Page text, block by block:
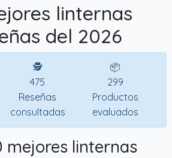
linternas
del 2026
🕵
475
Reseñas
consultadas
📦
299
Productos
evaluados
mejores linternas